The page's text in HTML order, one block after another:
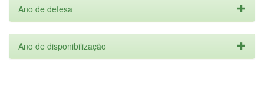
Ano de defesa
Ano de disponibilização